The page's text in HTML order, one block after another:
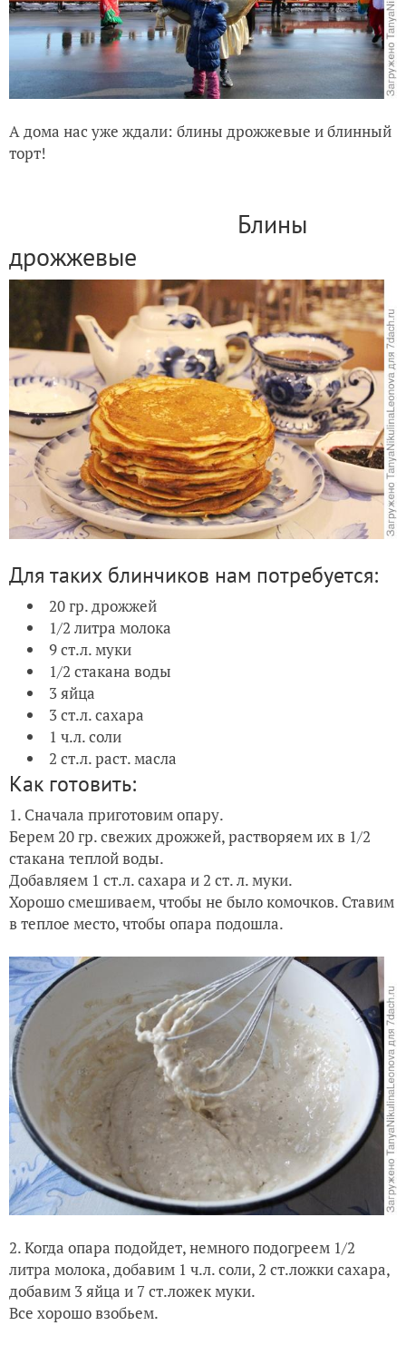
А дома нас уже ждали: блины дрожжевые и блинный
торт!
Блины
дрожжевые
Для таких блинчиков нам потребуется:
20 гр. дрожжей
1/2 литра молока
9 ст.л. муки
1/2 стакана воды
3 яйца
3 ст.л. сахара
1 ч.л. соли
2 ст.л. раст. масла
Как готовить:
1. Сначала приготовим опару.
Берем 20 гр. свежих дрожжей, растворяем их в 1/2
стакана теплой воды.
Добавляем 1 ст.л. сахара и 2 ст. л. муки.
Хорошо смешиваем, чтобы не было комочков. Ставим
в теплое место, чтобы опара подошла.
2. Когда опара подойдет, немного подогреем 1/2
литра молока, добавим 1 ч.л. соли, 2 ст.ложки сахара,
добавим 3 яйца и 7 ст.ложек муки.
Все хорошо взобьем.